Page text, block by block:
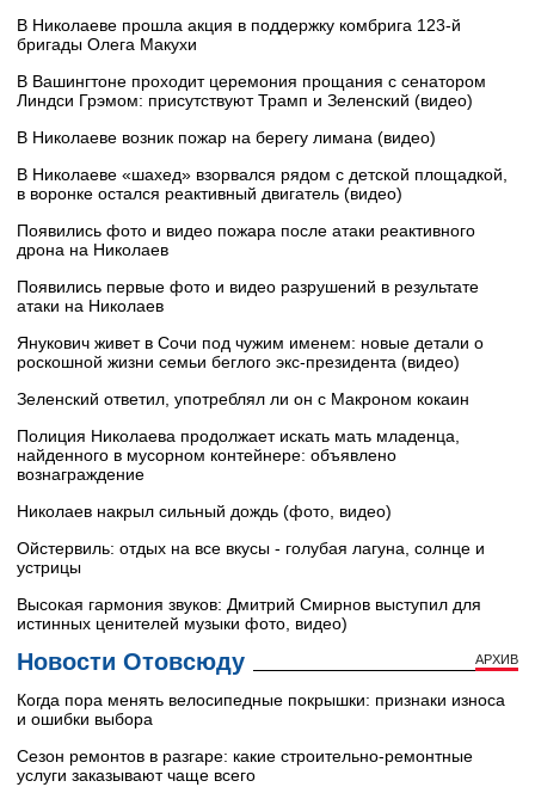
В Николаеве прошла акция в поддержку комбрига 123-й
бригады Олега Макухи
В Вашингтоне проходит церемония прощания с сенатором
Линдси Грэмом: присутствуют Трамп и Зеленский (видео)
В Николаеве возник пожар на берегу лимана (видео)
В Николаеве «шахед» взорвался рядом с детской площадкой,
в воронке остался реактивный двигатель (видео)
Появились фото и видео пожара после атаки реактивного
дрона на Николаев
Появились первые фото и видео разрушений в результате
атаки на Николаев
Янукович живет в Сочи под чужим именем: новые детали о
роскошной жизни семьи беглого экс-президента (видео)
Зеленский ответил, употреблял ли он с Макроном кокаин
Полиция Николаева продолжает искать мать младенца,
найденного в мусорном контейнере: объявлено
вознаграждение
Николаев накрыл сильный дождь (фото, видео)
Ойстервиль: отдых на все вкусы - голубая лагуна, солнце и
устрицы
Высокая гармония звуков: Дмитрий Смирнов выступил для
истинных ценителей музыки фото, видео)
Новости Отовсюду АРХИВ
Когда пора менять велосипедные покрышки: признаки износа
и ошибки выбора
Сезон ремонтов в разгаре: какие строительно-ремонтные
услуги заказывают чаще всего